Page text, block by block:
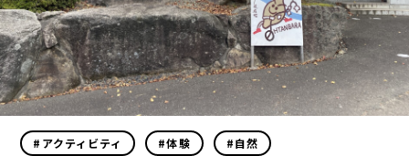
#アクティビティ #体験 #自然